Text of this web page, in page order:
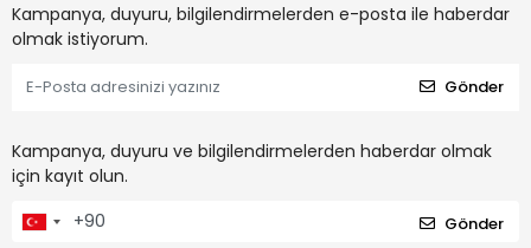
Kampanya, duyuru, bilgilendirmelerden e-posta ile haberdar
olmak istiyorum.
Gönder
Kampanya, duyuru ve bilgilendirmelerden haberdar olmak
için kayıt olun.
Gönder